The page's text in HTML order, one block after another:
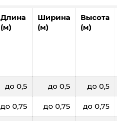
Длина
(м)
Ширина
(м)
Высота
(м)
до 0,5 до 0,5 до 0,5
до 0,75 до 0,75 до 0,75